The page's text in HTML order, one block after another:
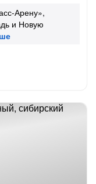
Арену»,
и Новую